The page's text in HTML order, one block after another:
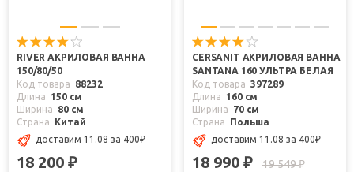
RIVER АКРИЛОВАЯ ВАННА
150/80/50
Код товара
88232
Длина
150 см
Ширина
80 см
Страна
Китай
доставим 11.08 за 400₽
18 200 ₽
CERSANIT АКРИЛОВАЯ ВАННА
SANTANA 160 УЛЬТРА БЕЛАЯ
Код товара 397289
Длина
160 см
Ширина
70 см
Страна
Польша
доставим 11.08 за 400₽
18 990 ₽ 19 549₽